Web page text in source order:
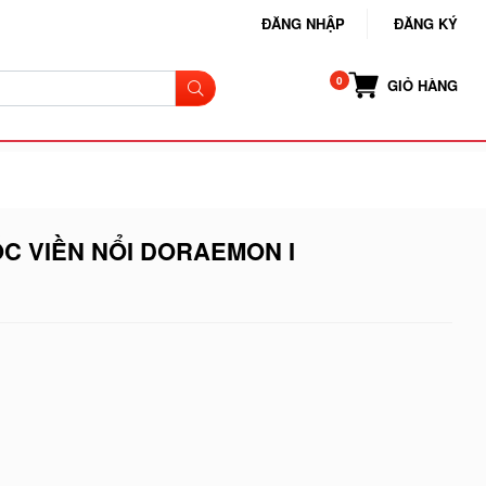
ĐĂNG NHẬP ĐĂNG KÝ
GIỎ HÀNG
VIỀN NỔI DORAEMON I